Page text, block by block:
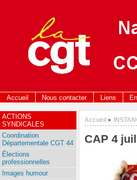
Accueil Nous contacter Liens
Accueil >
CAP 4
ACTIONS
SYNDICALES
Coordination
Départementale CGT 44
Élections
professionnelles
Images humour